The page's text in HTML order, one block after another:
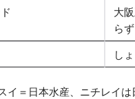
大
らず
し
＝日本水産、ニチレイ